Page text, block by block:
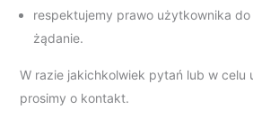
respektujemy prawo użytkownika
żądanie.
W razie jakichkolwiek pytań lub w
prosimy o kontakt.